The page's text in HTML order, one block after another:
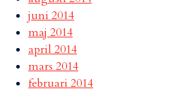
juni 2014
maj 2014
april 2014
mars 2014
februari 2014